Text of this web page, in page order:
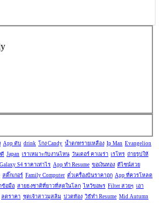
App ดับ drink โกง Candy น้ำตกทรายเหลือง Ip Man Evangelion
ดี Japan เราเหมาะกับงานไหน วันเดอร์ คาเมร่า เรโทร ถ่ายรูปให้
Galaxy S4 ราคาเท่าไร App ทำ Resume ขอเงินทอง ดีไซน์สวย
สติ๊กเกอร์ Family Computer ตั๋วเครื่องบินราคาถูก App ที่ควรโหลด
ข้อมือ สายธงชาติที่ยาวที่สุดในโลก ไหว้ขอพร Filter สวยๆ เอา
ลดราคา ชุดเจ้าสาวมุสลิม ปวดท้อง วิธีทำ Resume Mid Autumn